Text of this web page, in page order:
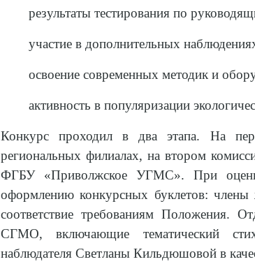
результаты тестирования по
участие в дополнительных
освоение современных методик и
активность в популяризации
Конкурс проходил в два этапа. На
региональных филиалах, на втором
ФГБУ «Приволжское УГМС». При
оформлению конкурсных буклетов:
соответствие требованиям Положения.
СГМО, включающие тематический
наблюдателя Светланы Кильдюшовой в